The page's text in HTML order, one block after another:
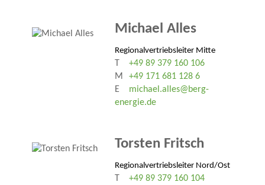
Michael Alles
Regionalvertriebsleiter Mitte
+49 89 379 160 106
M
+49 171 681 128 6
E
michael.alles@berg-
energie.de
Torsten Fritsch
Regionalvertriebsleiter Nord/Ost
+49 89 379 160 104